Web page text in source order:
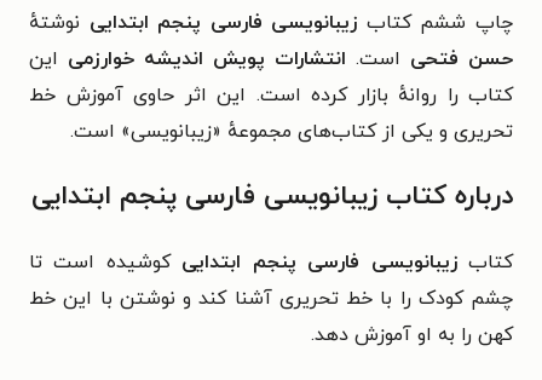
چاپ ششم کتاب زیبانویسی فارسی پنجم ابتدایی نوشتهٔ
حسن فتحی است. انتشارات پویش اندیشه خوارزمی این
کتاب را روانهٔ بازار کرده است. این اثر حاوی آموزش خط
تحریری و یکی از کتاب‌های مجموعهٔ «زیبانویسی» است.
درباره کتاب زیبانویسی فارسی پنجم ابتدایی
کتابزیبانویسی فارسی پنجم ابتدایی کوشیده است تا
چشم کودک را با خط تحریری آشنا کند و نوشتن با این خط
کهن را به او آموزش دهد.